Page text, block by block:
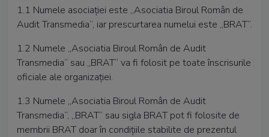
1.1 Numele asociaţiei este „Asociatia Biroul Român de
Audit Transmedia“, iar prescurtarea numelui este „BRAT“.
1.2 Numele „Asociatia Biroul Român de Audit
Transmedia“ sau „BRAT“ va fi folosit pe toate înscrisurile
oficiale ale organizaţiei.
1.3 Numele „Asociatia Biroul Român de Audit
Transmedia“, „BRAT“ sau sigla BRAT pot fi folosite de
membrii BRAT doar în condiţiile stabilite de prezentul